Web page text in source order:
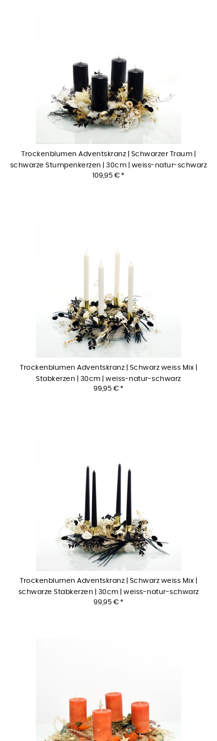
Trockenblumen Adventskranz | Schwarzer Traum |
schwarze Stumpenkerzen | 30cm | weiss-natur-schwarz
109,95 € *
Trockenblumen Adventskranz | Schwarz weiss Mix |
Stabkerzen | 30cm | weiss-natur-schwarz
99,95 € *
Trockenblumen Adventskranz | Schwarz weiss Mix |
schwarze Stabkerzen | 30cm | weiss-natur-schwarz
99,95 € *